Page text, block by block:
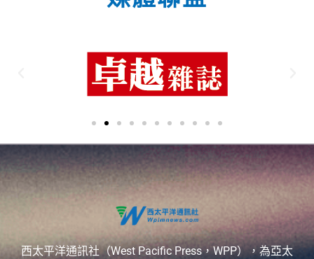
西太平洋通訊社（West Pacific Press，WPP），為亞太